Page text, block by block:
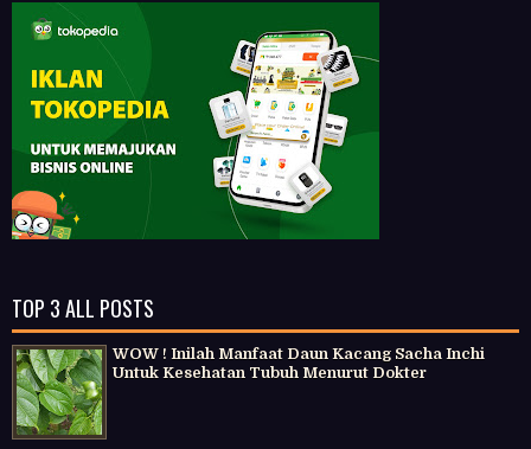
TOP 3 ALL POSTS
WOW ! Inilah Manfaat Daun Kacang Sacha Inchi
Untuk Kesehatan Tubuh Menurut Dokter